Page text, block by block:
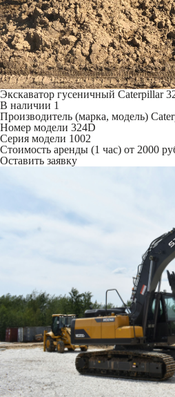
Экскаватор гусеничный Caterpillar
В наличии 1
Производитель (марка, модель)
Номер модели 324D
Серия модели 1002
Стоимость аренды (1 час) от 2000
Оставить заявку